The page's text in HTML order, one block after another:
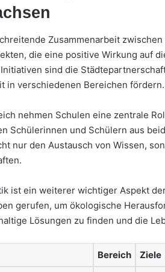
Zusammenarbeit
die eine positive Wirkung auf
sind die
in verschiedenen Bereichen fördern.
nehmen Schulen eine zentrale
Schülerinnen und Schülern aus
nur den Austausch von Wissen,
ist ein weiterer wichtiger Aspekt
gerufen, um ökologische
Lösungen zu finden und die
Bereich Ziele